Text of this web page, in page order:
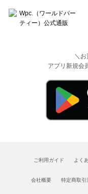
＼お
アプリ新規会
ご利用ガイド よく
会社概要 特定商取引